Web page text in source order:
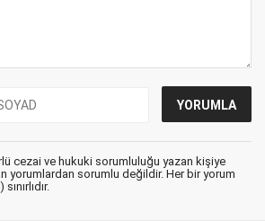
cezai ve hukuki sorumluluğu yazan kişiye
yorumlardan sorumlu değildir. Her bir yorum